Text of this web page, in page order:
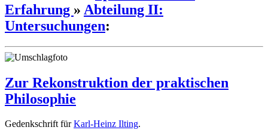
Erfahrung » Abteilung II:
Untersuchungen:
Zur Rekonstruktion der praktischen
Philosophie
Gedenkschrift fürKarl-Heinz Ilting.